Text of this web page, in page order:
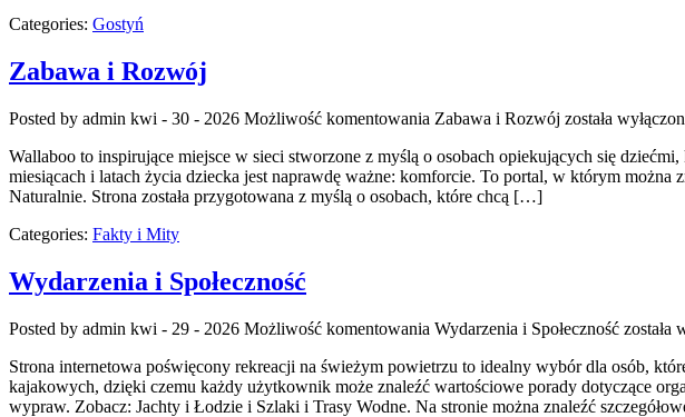
Categories: Gostyń
Zabawa i Rozwój
Posted by admin kwi - 30 - 2026 Możliwość komentowania Zabawa i Rozwój została
Wallaboo to inspirujące miejsce w sieci stworzone z myślą o osobach opiekujących się
miesiącach i latach życia dziecka jest naprawdę ważne: komforcie. To portal, w którym
Naturalnie. Strona została przygotowana z myślą o osobach, które chcą […]
Categories: Fakty i Mity
Wydarzenia i Społeczność
Posted by admin kwi - 29 - 2026 Możliwość komentowania Wydarzenia i Społeczność została
Strona internetowa poświęcony rekreacji na świeżym powietrzu to idealny wybór dla osób,
kajakowych, dzięki czemu każdy użytkownik może znaleźć wartościowe porady dotyczące
wypraw. Zobacz: Jachty i Łodzie i Szlaki i Trasy Wodne. Na stronie można znaleźć